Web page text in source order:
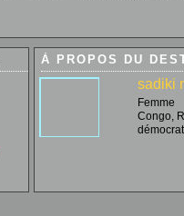
À PROPOS DU
sadiki
Femme
Congo,